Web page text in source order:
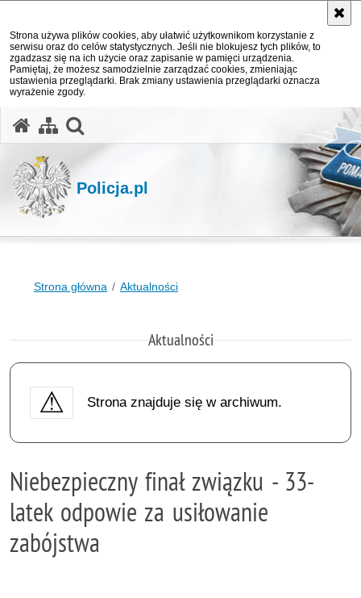
Strona używa plików cookies, aby ułatwić użytkownikom korzystanie z
serwisu oraz do celów statystycznych. Jeśli nie blokujesz tych plików, to
zgadzasz się na ich użycie oraz zapisanie w pamięci urządzenia.
Pamiętaj, że możesz samodzielnie zarządzać cookies, zmieniając
ustawienia przeglądarki. Brak zmiany ustawienia przeglądarki oznacza
wyrażenie zgody.
Policja.pl
Strona główna Aktualności
Aktualności
Strona znajduje się w archiwum.
Niebezpieczny finał związku - 33-
latek odpowie za usiłowanie
zabójstwa